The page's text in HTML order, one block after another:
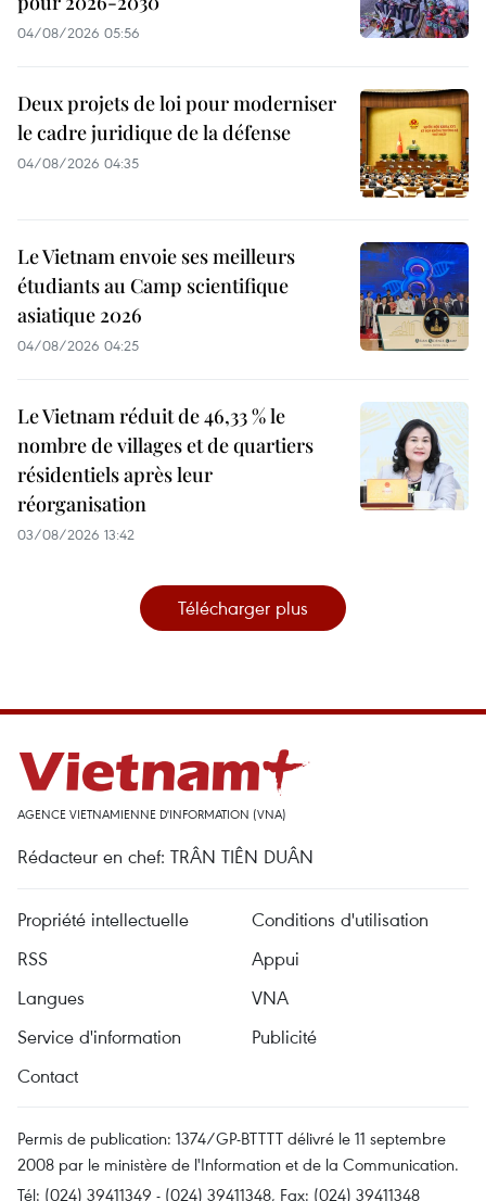
04/08/2026 05:56
Deux projets de loi pour moderniser
le cadre juridique de la défense
04/08/2026 04:35
Le Vietnam envoie ses meilleurs
étudiants au Camp scientifique
asiatique 2026
04/08/2026 04:25
Le Vietnam réduit de 46,33 % le
nombre de villages et de quartiers
résidentiels après leur
réorganisation
03/08/2026 13:42
Télécharger plus
AGENCE VIETNAMIENNE D'INFORMATION (VNA)
Rédacteur en chef: TRÂN TIÊN DUÂN
Propriété intellectuelle
Conditions d'utilisation
RSS
Appui
Langues
VNA
Service d'information
Publicité
Contact
Permis de publication: 1374/GP-BTTTT délivré le 11 septembre
2008 par le ministère de l'Information et de la Communication.
Tél: (024) 39411349 - (024) 39411348, Fax: (024) 39411348